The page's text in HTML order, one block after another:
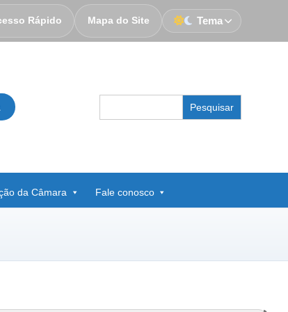
Rápido Mapa do Site Tema
for:
da Câmara Fale conosco